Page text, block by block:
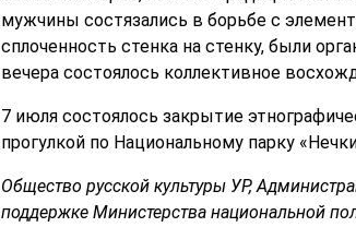
мужчины состязались в борьбе с
сплоченность стенка на стенку, были
вечера состоялось коллективное
7 июля состоялось закрытие
прогулкой по Национальному парку
Общество русской культуры УР,
поддержке Министерства национальной